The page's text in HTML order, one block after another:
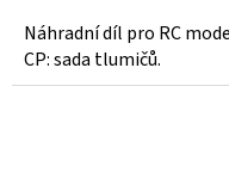
Náhradní díl pro RC
CP: sada tlumičů.